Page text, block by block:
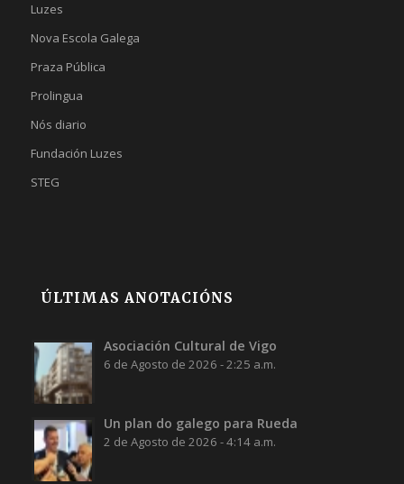
Luzes
Nova Escola Galega
Praza Pública
Prolingua
Nós diario
Fundación Luzes
STEG
ÚLTIMAS ANOTACIÓNS
Asociación Cultural de Vigo
6 de Agosto de 2026 - 2:25 a.m.
Un plan do galego para Rueda
2 de Agosto de 2026 - 4:14 a.m.